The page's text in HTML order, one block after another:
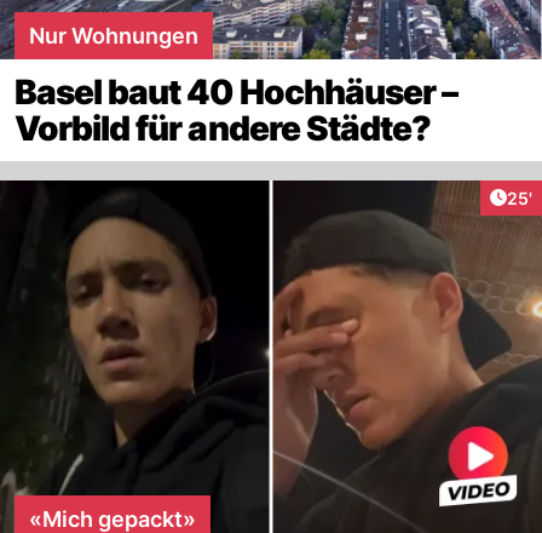
Nur Wohnungen
Basel baut 40 Hochhäuser –
Vorbild für andere Städte?
25'
«Mich gepackt»